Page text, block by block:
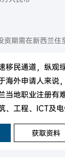
资期需在新西兰住
移民通道，纵观
海外申请人来说
当地职业注册有
、工程、ICT及
资即可。
获取资料